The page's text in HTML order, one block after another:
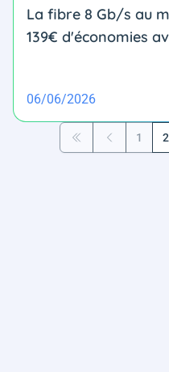
La fibre 8 Gb/s au
139€ d'économies
06/06/2026
Première page
Précédent
1 2